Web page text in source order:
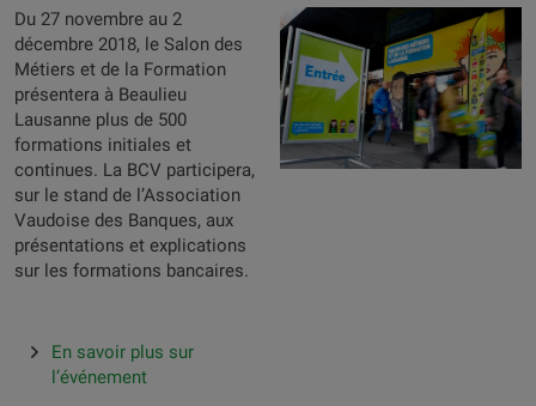
Du 27 novembre au 2
décembre 2018, le Salon des
Métiers et de la Formation
présentera à Beaulieu
Lausanne plus de 500
formations initiales et
continues. La BCV participera,
sur le stand de l’Association
Vaudoise des Banques, aux
présentations et explications
sur les formations bancaires.
En savoir plus sur
l’événement